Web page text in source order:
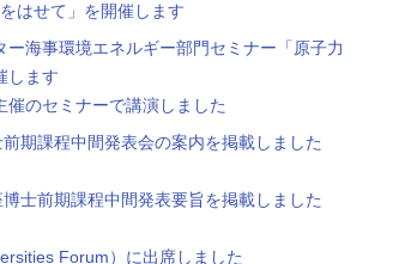
はせて」を開催します
海事環境エネルギー部門セミナー「原子力
します
のセミナーで講演しました
期課程中間発表会の案内を掲載しました
士前期課程中間発表要旨を掲載しました
Forum）に出席しました